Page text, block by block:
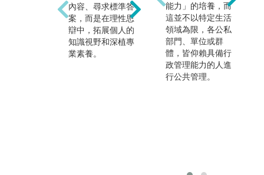
內容、尋求標準答
案，而是在理性思
辯中，拓展個人的
知識視野和深植專
業素養。
攸關人的勞動之種
種承先啟後的脈
絡。實務面上，勞
工關係學系畢業的
就業管道可分為：
一、公民營企業─
就任人事或人力資
能力」的培養，而
這並不以特定生活
領域為限，各公私
部門、單位或群
體，皆仰賴具備行
政管理能力的人進
行公共管理。